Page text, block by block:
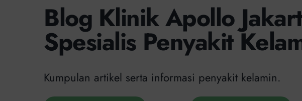
Blog Klinik Apollo
Spesialis Penyakit
Kumpulan artikel serta informasi penyakit kelamin.